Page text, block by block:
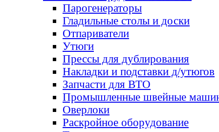
Парогенераторы
Гладильные столы и доски
Отпариватели
Утюги
Прессы для дублирования
Накладки и подставки д/утюгов
Запчасти для ВТО
Промышленные швейные
Оверлоки
Раскройное оборудование